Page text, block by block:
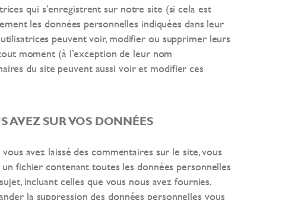
qui s’enregistrent sur notre site (si cela est
les données personnelles indiquées dans leur
peuvent voir, modifier ou supprimer leurs
moment (à l’exception de leur nom
du site peuvent aussi voir et modifier ces
AVEZ SUR VOS DONNÉES
avez laissé des commentaires sur le site, vous
fichier contenant toutes les données personnelles
incluant celles que vous nous avez fournies.
la suppression des données personnelles vous